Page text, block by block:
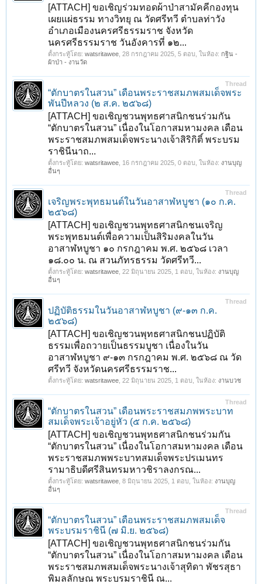
[ATTACH] ขอเชิญร่วมทอดผ้าป่าสามัคคีกองทุน
เผยแผ่ธรรม ทางวิทยุ ณ วัดศรีทวี ตำบลท่าวัง
อำเภอเมืองนครศรีธรรมราช จังหวัด
นครศรีธรรมราช วันอังคารที่ ๑๒...
ตั้งกระทู้โดย: watsritawee 28 กรกฎาคม 2025 , 5 ตอบ, ในห้อง: กฐิน -
ผ้าป่า - งานวัด
Thread
“ตักบาตรในสวน” เดือนพระราชสมภพสมเด็จพระ
พันปีหลวง (๒ ส.ค. ๒๕๖๘)
[ATTACH] ขอเชิญชวนพุทธศาสนิกชนร่วมกัน
“ตักบาตรในสวน” เนื่องในโอกาสมหามงคล เดือน
พระราชสมภพสมเด็จพระนางเจ้าสิริกิติ์ พระบรม
ราชินีนาถ...
ตั้งกระทู้โดย: watsritawee 16 กรกฎาคม 2025 , 0 ตอบ, ในห้อง: งานบุญ
อื่นๆ
Thread
เจริญพระพุทธมนต์ในวันอาสาฬหบูชา (๑๐ ก.ค.
๒๕๖๘)
[ATTACH] ขอเชิญชวนพุทธศาสนิกชนเจริญ
พระพุทธมนต์เพื่อความเป็นสิริมงคลในวัน
อาสาฬหบูชา ๑๐ กรกฎาคม พ.ศ. ๒๕๖๘ เวลา
๑๘.๐๐ น. ณ สวนภัทรธรรม วัดศรีทวี...
ตั้งกระทู้โดย: watsritawee 22 มิถุนายน 2025 , 1 ตอบ, ในห้อง: งานบุญ
อื่นๆ
Thread
ปฏิบัติธรรมในวันอาสาฬหบูชา (๙-๑๓ ก.ค.
๒๕๖๘)
[ATTACH] ขอเชิญชวนพุทธศาสนิกชนปฏิบัติ
ธรรมเพื่อถวายเป็นธรรมบูชา เนื่องในวัน
อาสาฬหบูชา ๙-๑๓ กรกฎาคม พ.ศ. ๒๕๖๘ ณ วัด
ศรีทวี จังหวัดนครศรีธรรมราช...
ตั้งกระทู้โดย: watsritawee 22 มิถุนายน 2025 , 1 ตอบ, ในห้อง: งานบวช
Thread
“ตักบาตรในสวน” เดือนพระราชสมภพพระบาท
สมเด็จพระเจ้าอยู่หัว (๕ ก.ค. ๒๕๖๘)
[ATTACH] ขอเชิญชวนพุทธศาสนิกชนร่วมกัน
“ตักบาตรในสวน” เนื่องในโอกาสมหามงคล เดือน
พระราชสมภพพระบาทสมเด็จพระปรเมนทร
รามาธิบดีศรีสินทรมหาวชิราลงกรณ...
ตั้งกระทู้โดย: watsritawee 8 มิถุนายน 2025 , 1 ตอบ, ในห้อง: งานบุญ
อื่นๆ
Thread
“ตักบาตรในสวน” เดือนพระราชสมภพสมเด็จ
พระบรมราชินี (๗ มิ.ย. ๒๕๖๘)
[ATTACH] ขอเชิญชวนพุทธศาสนิกชนร่วมกัน
“ตักบาตรในสวน” เนื่องในโอกาสมหามงคล เดือน
พระราชสมภพสมเด็จพระนางเจ้าสุทิดา พัชรสุธา
พิมลลักษณ พระบรมราชินี ณ...